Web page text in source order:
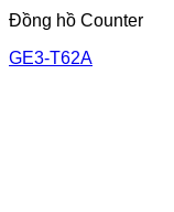
Đồng hồ Counter
GE3-T62A